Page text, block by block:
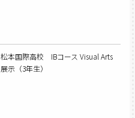
松本国際高校 IBコース Visual Arts
展示（3年生）